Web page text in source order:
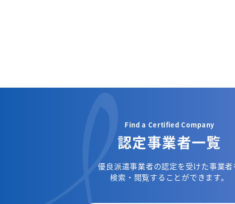
Find a Certified Company
認定事業者一覧
優良派遣事業者の認定を受けた事業者
検索・閲覧することができます。